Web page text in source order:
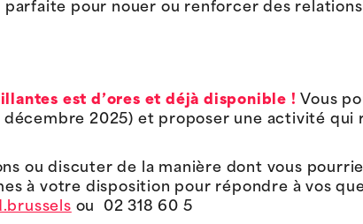
pour nouer ou renforcer des
est d’ores et déjà disponible ! Vous
2025) et proposer une activité qui
ou discuter de la manière dont vous
à votre disposition pour répondre à vos
ou 02 318 60 5